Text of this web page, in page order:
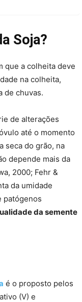
Soja?
que a colheita deve
na colheita,
de chuvas.
de alterações
até o momento
seca do grão, na
depende mais da
2000; Fehr &
da umidade
patógenos
da semente
é o proposto pelos
(V) e